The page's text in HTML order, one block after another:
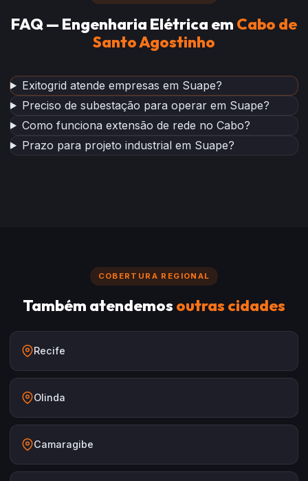
FAQ — Engenharia Elétrica em Cabo de
Santo Agostinho
Exitogrid atende empresas em Suape?
Preciso de subestação para operar em Suape?
Como funciona extensão de rede no Cabo?
Prazo para projeto industrial em Suape?
COBERTURA REGIONAL
Também atendemosoutras cidades
Recife
Olinda
Camaragibe